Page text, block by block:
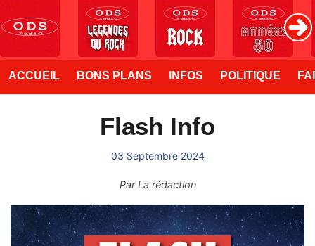
ACCUEIL BONS PLANS INFOS POLITIQUE
Flash Info
03 Septembre 2024
ParLa rédaction